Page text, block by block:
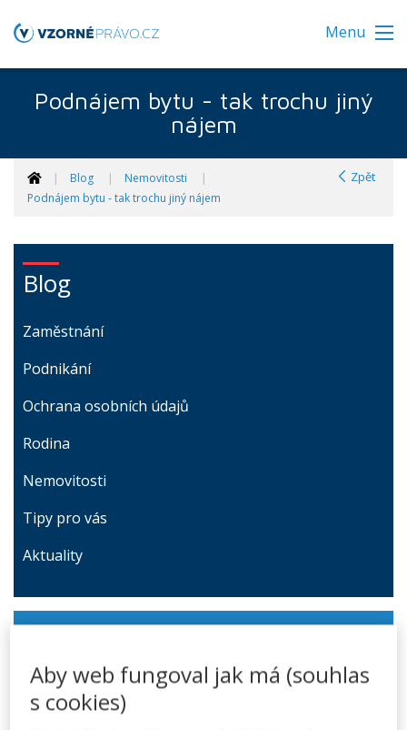
Menu
Podnájem bytu - tak trochu jiný
nájem
Blog
Nemovitosti
Podnájem bytu - tak trochu jiný nájem
Zpět
Blog
Zaměstnání
Podnikání
Ochrana osobních údajů
Rodina
Nemovitosti
Tipy pro vás
Aktuality
VŠE NEJLEPŠÍ V ROCE 2020!
Aby web fungoval jak má (souhlas
s cookies)